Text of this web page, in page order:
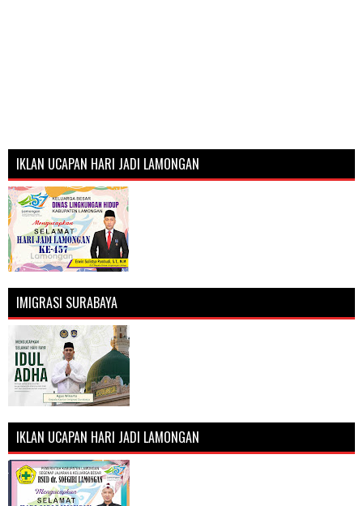
IKLAN UCAPAN HARI JADI LAMONGAN
IMIGRASI SURABAYA
IKLAN UCAPAN HARI JADI LAMONGAN